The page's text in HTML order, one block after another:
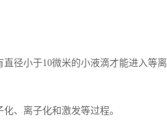
径小于10微米的小液滴才能进入等离
、离子化和激发等过程。